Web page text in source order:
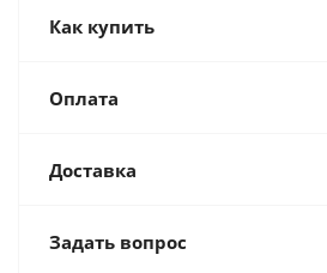
Как купить
Оплата
Доставка
Задать вопрос